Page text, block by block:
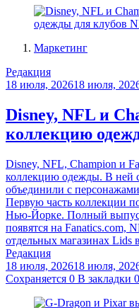
Маркетинг
Редакция
18 июля, 202618 июля,
Disney, NFL и
коллекцию
Disney, NFL, Champion и
коллекцию одежды. В ней
объединили с
Первую часть коллекции
Нью-Йорке. Полный
появятся на Fanatics.com,
отдельных магазинах
Редакция
18 июля, 202618 июля,
Сохраняется 0 В закладки 0